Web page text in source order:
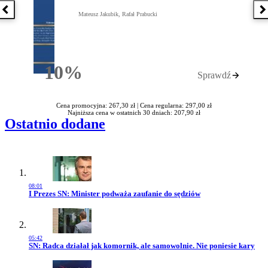
Poprzednia książka
10%Rabatu
Mateusz Jakubik, Rafał Prabucki
Sprawdź
Cena promocyjna: 267,30 zł | Cena regularna: 297,00 zł
Najniższa cena w ostatnich 30 dniach: 207,90 zł
Ostatnio dodane
08:01
Przejdź do artykułu:
I Prezes SN: Minister podważa zaufanie do sędziów
05:42
Przejdź do artykułu:
SN: Radca działał jak komornik, ale samowolnie. Nie poniesie kary